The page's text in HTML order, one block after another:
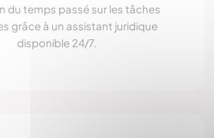
du temps passé sur les tâches
grâce à un assistant juridique
disponible 24/7.